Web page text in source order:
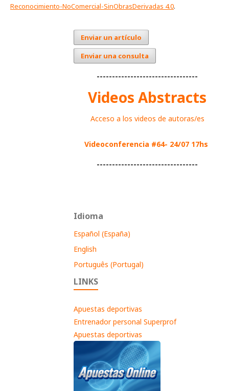
Reconocimiento-NoComercial-SinObrasDerivadas 4.0.
Enviar un artículo
Enviar una consulta
---------------------------------
Videos Abstracts
Acceso a los videos de autoras/es
Videoconferencia #64- 24/07 17hs
---------------------------------
Idioma
Español (España)
English
Português (Portugal)
LINKS
Apuestas deportivas
Entrenador personal Superprof
Apuestas deportivas